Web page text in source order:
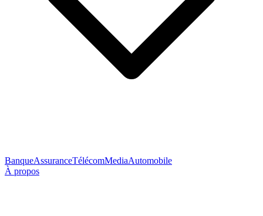
BanqueAssuranceTélécomMediaAutomobile
À propos